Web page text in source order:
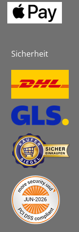
Sicherheit